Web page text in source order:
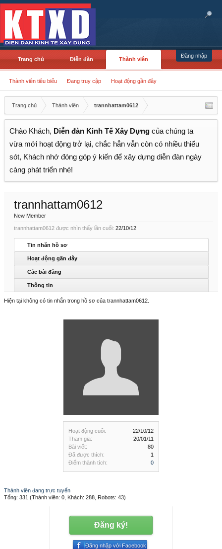
Đăng nhập
Trang chủ Diễn đàn Thành viên
Thành viên tiêu biểu Đang truy cập Hoạt động gần đây
Trang chủ Thành viên trannhattam0612
Chào Khách, Diễn đàn Kinh Tế Xây Dựng của chúng ta
vừa mới hoạt động trở lại, chắc hẳn vẫn còn có nhiều thiếu
sót, Khách nhớ đóng góp ý kiến để xây dựng diễn đàn ngày
càng phát triển nhé!
Hoạt động cuối:
22/10/12
Tham gia:
20/01/11
Bài viết:
80
Đã được thích:
1
Điểm thành tích:
0
trannhattam0612
New Member
trannhattam0612 được nhìn thấy lần cuối: 22/10/12
Tin nhắn hồ sơ
Hoạt động gần đây
Các bài đăng
Thông tin
Hiện tại không có tin nhắn trong hồ sơ của trannhattam0612.
Thành viên đang trực tuyến
Tổng: 331 (Thành viên: 0, Khách: 288, Robots: 43)
Đăng ký!
Đăng nhập với Facebook